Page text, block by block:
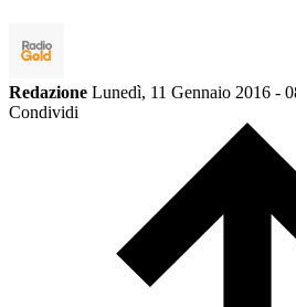
Redazione Lunedì, 11 Gennaio 2016 -
Condividi